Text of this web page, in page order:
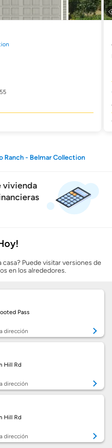
Ranch - Belmar Collection
vivienda
pagar
usada
de crédito
la venta
mi casa
Puede visitar versiones de
en los alrededores.
Pass
dirección
Hill Rd
dirección
Hill Rd
dirección